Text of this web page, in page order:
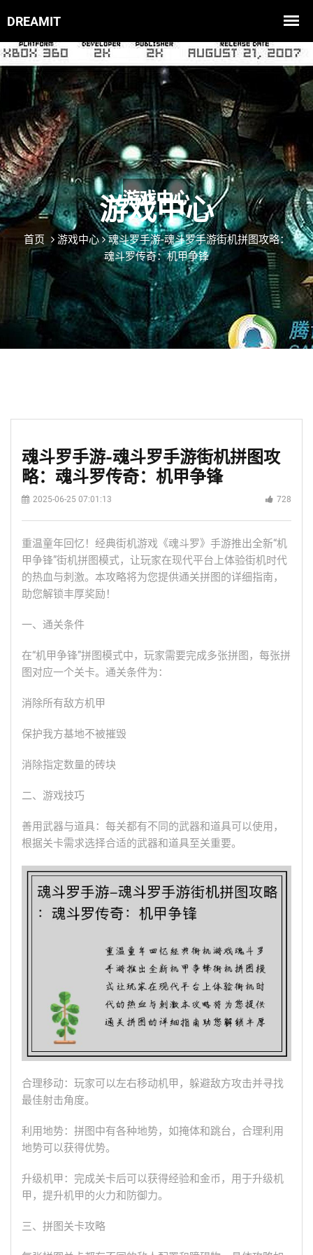
游戏中心
首页 游戏中心
魂斗罗手游-魂斗罗手游街机拼图攻略：
魂斗罗传奇：机甲争锋
魂斗罗手游-魂斗罗手游街机拼图攻
略：魂斗罗传奇：机甲争锋
2025-06-25 07:01:13 728
重温童年回忆！经典街机游戏《魂斗罗》手游推出全新“机
甲争锋”街机拼图模式，让玩家在现代平台上体验街机时代
的热血与刺激。本攻略将为您提供通关拼图的详细指南，
助您解锁丰厚奖励！
一、通关条件
在“机甲争锋”拼图模式中，玩家需要完成多张拼图，每张拼
图对应一个关卡。通关条件为：
消除所有敌方机甲
保护我方基地不被摧毁
消除指定数量的砖块
二、游戏技巧
善用武器与道具：每关都有不同的武器和道具可以使用，
根据关卡需求选择合适的武器和道具至关重要。
合理移动：玩家可以左右移动机甲，躲避敌方攻击并寻找
最佳射击角度。
利用地势：拼图中有各种地势，如掩体和跳台，合理利用
地势可以获得优势。
升级机甲：完成关卡后可以获得经验和金币，用于升级机
甲，提升机甲的火力和防御力。
三、拼图关卡攻略